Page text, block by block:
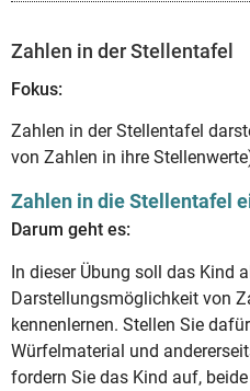
Zahlen in der Stellentafel
Fokus:
Zahlen in der Stellentafel
von Zahlen in ihre
Zahlen in die Stellentafel
Darum geht es:
In dieser Übung soll das Kind
Darstellungsmöglichkeit von
kennenlernen. Stellen Sie
Würfelmaterial und
fordern Sie das Kind auf,